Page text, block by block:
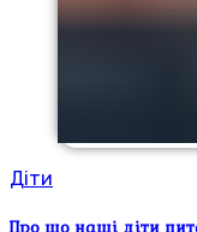
Діти
Про що наші діти